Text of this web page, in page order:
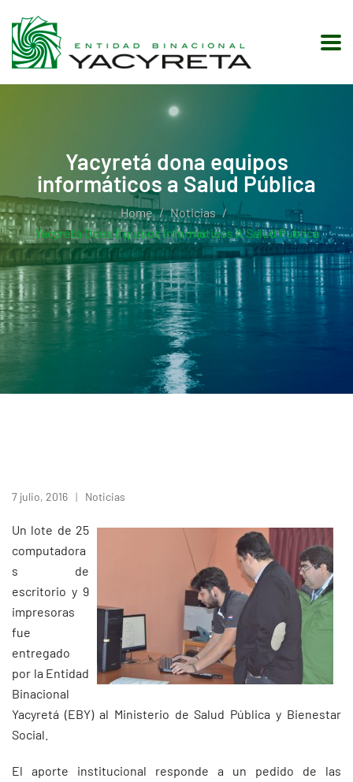
Yacyretá dona equipos
informáticos a Salud Pública
Home
Noticias
Yacyretá Dona Equipos Informáticos A Salud Pública
7 julio, 2016 Noticias
Un lote de 25
computadora
s de
escritorio y 9
impresoras
fue
entregado
por la Entidad
Binacional
Yacyretá (EBY) al Ministerio de Salud Pública y Bienestar
Social.
El aporte institucional responde a un pedido de las